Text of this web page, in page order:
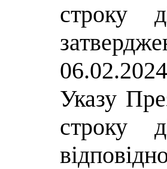
строку
Указу
строку